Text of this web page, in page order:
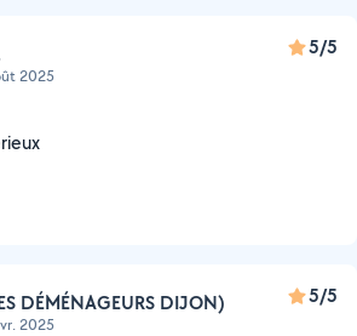
2025
5/5
DÉMÉNAGEURS DIJON)
2025
5/5